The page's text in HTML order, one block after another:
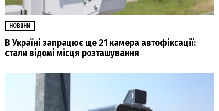
НОВИНИ
В Україні запрацює ще 21 камера автофіксації:
стали відомі місця розташування